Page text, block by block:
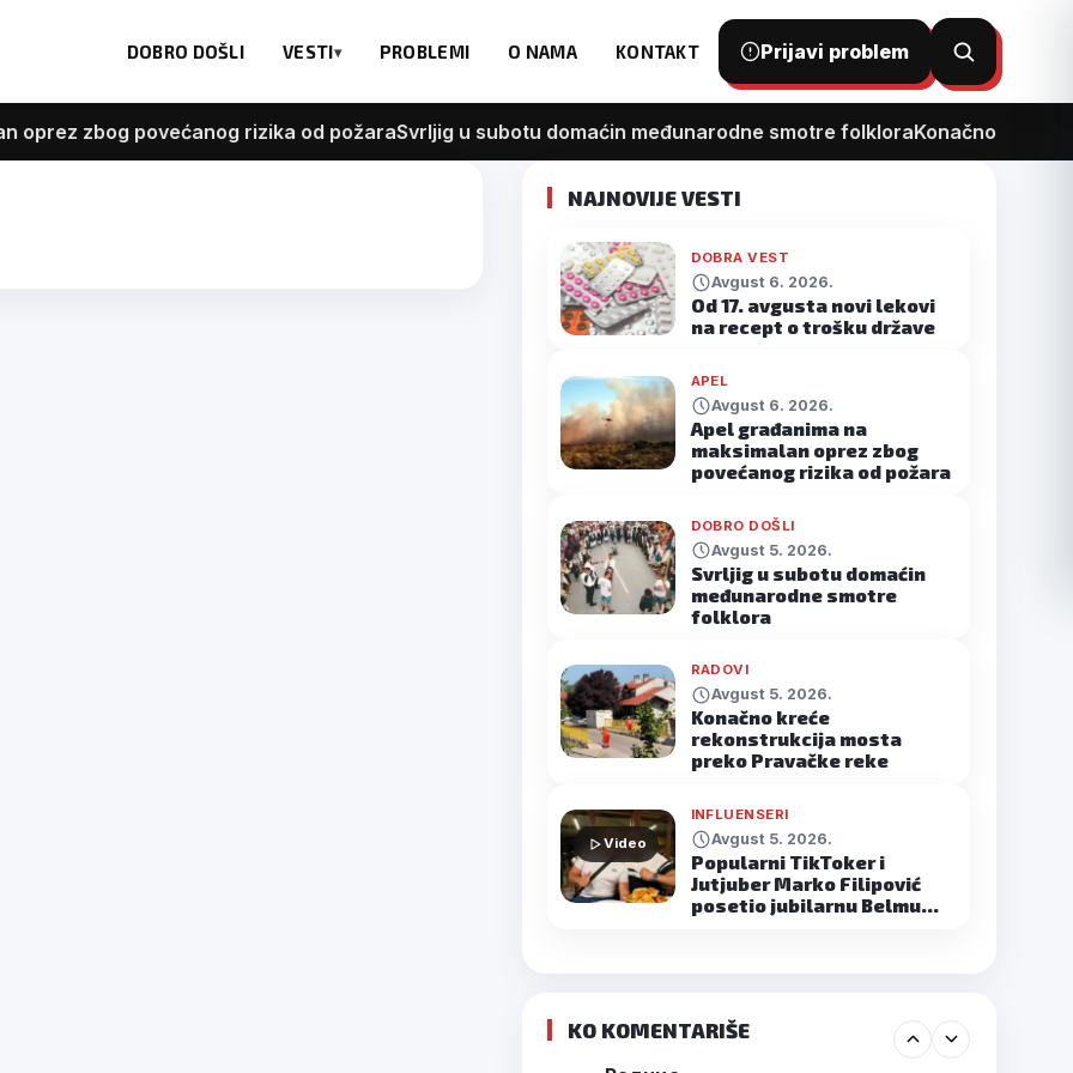
DOBRO DOŠLI VESTI PROBLEMI O NAMA KONTAKT Prijavi problem
Otvori
pretragu
zbog povećanog rizika od požaraSvrljig u subotu domaćin međunarodne smotre folkloraKonačno kreće
NAJNOVIJE VESTI
DOBRA VEST
Avgust 6. 2026.
Od 17. avgusta novi lekovi
na recept o trošku države
APEL
Avgust 6. 2026.
Apel građanima na
maksimalan oprez zbog
povećanog rizika od požara
DOBRO DOŠLI
Avgust 5. 2026.
Svrljig u subotu domaćin
međunarodne smotre
folklora
RADOVI
Avgust 5. 2026.
Konačno kreće
rekonstrukcija mosta
preko Pravačke reke
Video
INFLUENSERI
Avgust 5. 2026.
Popularni TikToker i
Jutjuber Marko Filipović
posetio jubilarnu Belmu…
KO KOMENTARIŠE